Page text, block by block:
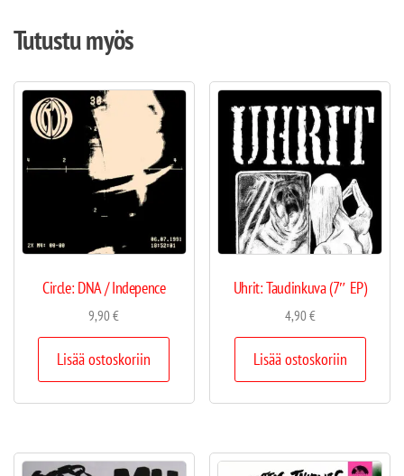
Tutustu myös
Circle: DNA / Indepence
9,90€
Lisää ostoskoriin
Uhrit: Taudinkuva (7″ EP)
4,90€
Lisää ostoskoriin